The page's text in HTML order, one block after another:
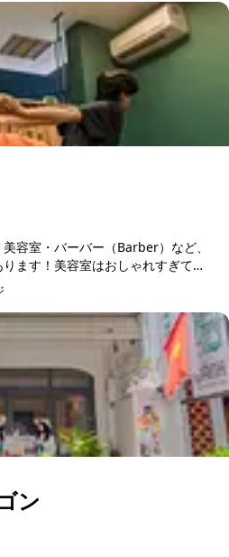
容室・バーバー（Barber）など、
ます！美容室はおしゃれすぎて入
用途によって男性向けのお店もで
ン